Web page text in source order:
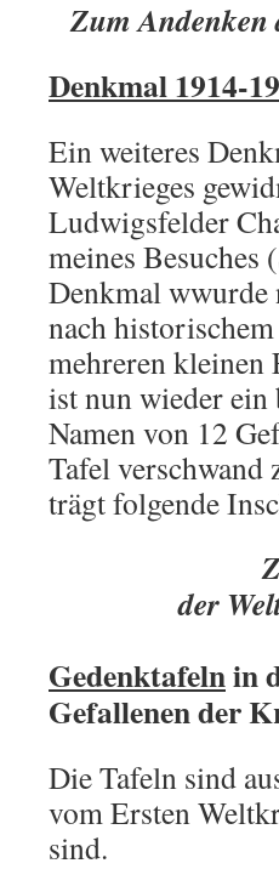
Zum Andenken
Denkmal 1914-
Ein weiteres
Weltkrieges
Ludwigsfelder
meines Besuches
Denkmal wwurde
nach
mehreren kleinen
ist nun wieder ein
Namen von 12
Tafel verschwand
trägt folgende
der
Gedenktafelnin
Gefallenen der
Die Tafeln sind
vom Ersten
sind.